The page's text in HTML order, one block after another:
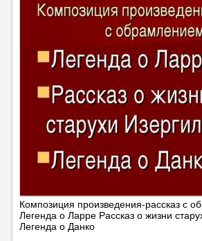
Композиция произведения-рассказ с
Легенда о Ларре Рассказ о жизни
Легенда о Данко